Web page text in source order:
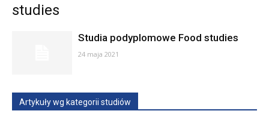
studies
Studia podyplomowe Food studies
24 maja 2021
Artykuły wg kategorii studiów